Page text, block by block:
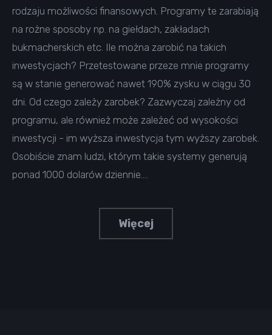
rodzaju możliwości finansowych. Programy te zarabiają
na rożne sposoby np. na giełdach, zakładach
bukmacherskich etc. Ile można zarobić na takich
inwestycjach? Przetestowane przeze mnie programy
są w stanie generować nawet 190% zysku w ciągu 30
dni. Od czego zależy zarobek? Zazwyczaj zależny od
programu, ale również może zależeć od wysokości
inwestycji - im wyższa inwestycja tym wyższy zarobek.
Osobiście znam ludzi, którym takie systemy generują
ponad 1000 dolarów dziennie.…
Więcej